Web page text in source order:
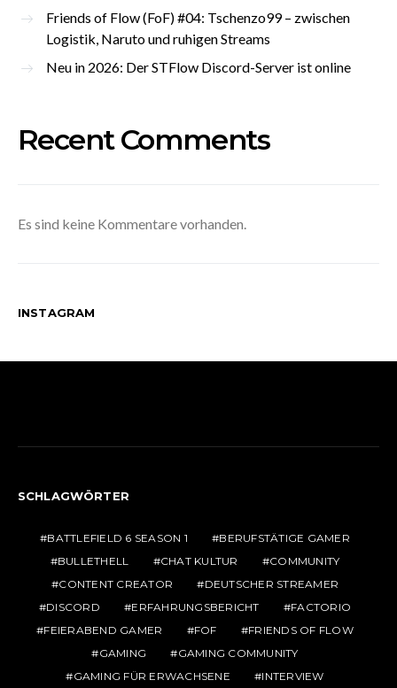
Friends of Flow (FoF) #04: Tschenzo99 – zwischen
Logistik, Naruto und ruhigen Streams
Neu in 2026: Der STFlow Discord-Server ist online
Recent Comments
Es sind keine Kommentare vorhanden.
INSTAGRAM
SCHLAGWÖRTER
BATTLEFIELD 6 SEASON 1
BERUFSTÄTIGE GAMER
BULLETHELL
CHAT KULTUR
COMMUNITY
CONTENT CREATOR
DEUTSCHER STREAMER
DISCORD
ERFAHRUNGSBERICHT
FACTORIO
FEIERABEND GAMER
FOF
FRIENDS OF FLOW
GAMING
GAMING COMMUNITY
GAMING FÜR ERWACHSENE
INTERVIEW